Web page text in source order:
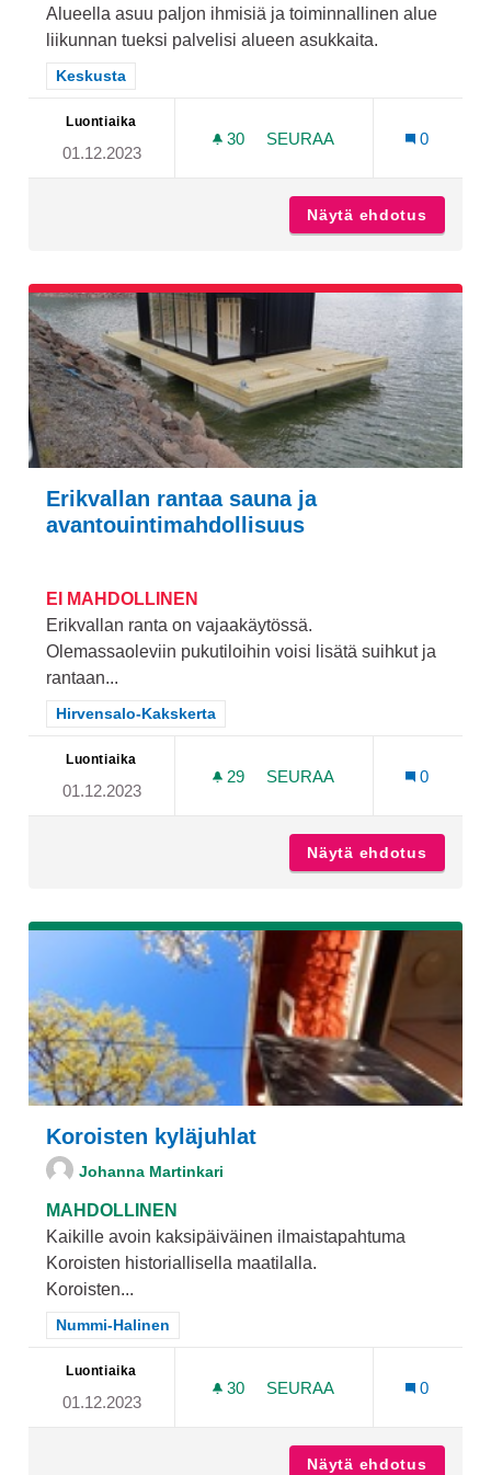
Alueella asuu paljon ihmisiä ja toiminnallinen alue
liikunnan tueksi palvelisi alueen asukkaita.
Rajaa tulokset teeman mukaan: Keskusta
Keskusta
Luontiaika
01.12.2023
30 30 SEURAAJAA
SEURAA
0
Näytä ehdotus
Erikvallan rantaa sauna ja
avantouintimahdollisuus
EI MAHDOLLINEN
Erikvallan ranta on vajaakäytössä.
Olemassaoleviin pukutiloihin voisi lisätä suihkut ja
rantaan...
Rajaa tulokset teeman mukaan: Hirvensalo-Kakskerta
Hirvensalo-Kakskerta
Luontiaika
01.12.2023
29 29 SEURAAJAA
SEURAA
0
Näytä ehdotus
Koroisten kyläjuhlat
Johanna Martinkari
MAHDOLLINEN
Kaikille avoin kaksipäiväinen ilmaistapahtuma
Koroisten historiallisella maatilalla.
Koroisten...
Rajaa tulokset teeman mukaan: Nummi-Halinen
Nummi-Halinen
Luontiaika
01.12.2023
30 30 SEURAAJAA
SEURAA
0
Näytä ehdotus